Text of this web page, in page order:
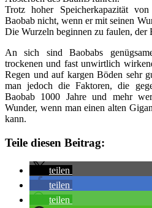
Trotz hoher Speicherkapazität
Baobab nicht, wenn er mit seinen
Die Wurzeln beginnen zu faulen, der
An sich sind Baobabs
trockenen und fast unwirtlich
Regen und auf kargen Böden sehr
man jedoch die Faktoren, die
Baobab 1000 Jahre und mehr
Wunder, wenn man einen alten
kann.
Teile diesen Beitrag:
teilen
teilen
teilen